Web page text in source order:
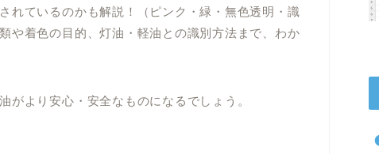
れているのかも解説！（ピンク・緑・無色透明・識
や着色の目的、灯油・軽油との識別方法まで、わか
がより安心・安全なものになるでしょう。